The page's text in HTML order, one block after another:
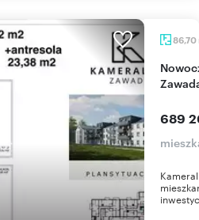
86,70
Nowoczesne 86m2 z antresolą i balkonem w
689